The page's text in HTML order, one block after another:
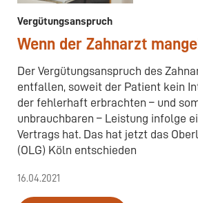
Vergütungsanspruch
Wenn der Zahnarzt
Der Vergütungsanspruch des
entfallen, soweit der Patient kein
der fehlerhaft erbrachten – und
unbrauchbaren – Leistung infolge
Vertrags hat. Das hat jetzt das
(OLG) Köln entschieden
16.04.2021